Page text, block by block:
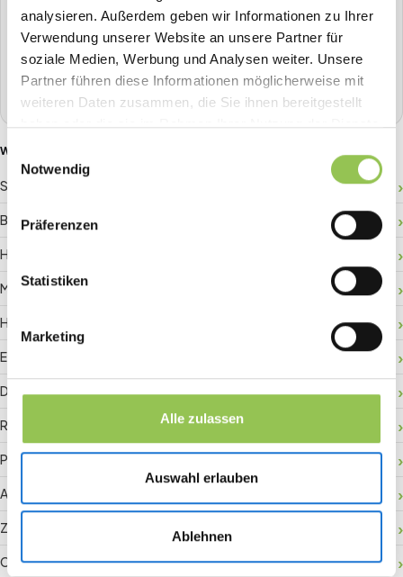
analysieren. Außerdem geben wir Informationen zu Ihrer
Verwendung unserer Website an unsere Partner für
soziale Medien, Werbung und Analysen weiter. Unsere
Partner führen diese Informationen möglicherweise mit
weiteren Daten zusammen, die Sie ihnen bereitgestellt
haben oder die sie im Rahmen Ihrer Nutzung der Dienste
Einwilligungsauswahl
Notwendig
Präferenzen
Statistiken
Marketing
Alle zulassen
Auswahl erlauben
Ablehnen
Planen, Tickets verkaufen, Check-in, Streaming, Badge-
Druck und mehr - alles aus einer Hand.
Demo buchen
WEITERE GLOSSAR-BEGRIFFE
Sponsor-ROI
Besucherlenkung
Hallenplan
Matchmaking
Hybride Registrierung
Event-Daten
Digitaler Check-in
RFID-Badge
Payment Gateway
Aktivierung vor Ort
Zuschauerbindung
Conversion Rate